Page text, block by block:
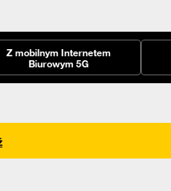
Z mobilnym Internetem
Biurowym 5G